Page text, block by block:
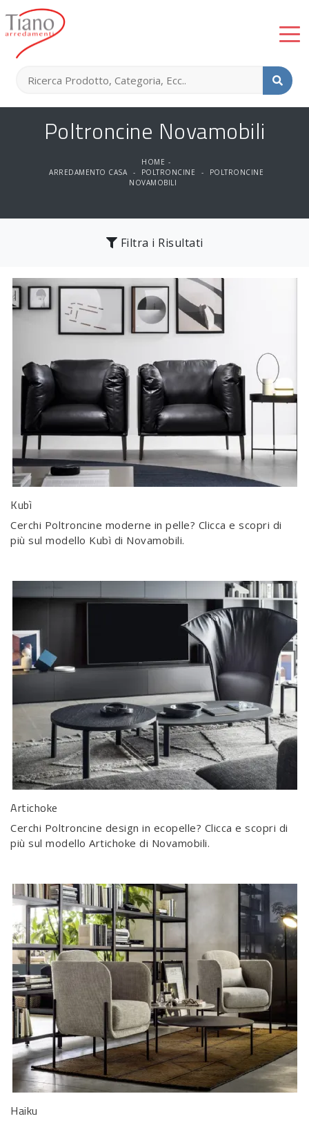
Poltroncine Novamobili
HOME -
ARREDAMENTO CASA
- POLTRONCINE -
POLTRONCINE
NOVAMOBILI
Filtra i Risultati
Kubì
Cerchi Poltroncine moderne in pelle? Clicca e scopri di
più sul modello Kubì di Novamobili.
Artichoke
Cerchi Poltroncine design in ecopelle? Clicca e scopri di
più sul modello Artichoke di Novamobili.
Haiku